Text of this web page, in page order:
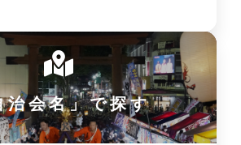
治会名」で探す